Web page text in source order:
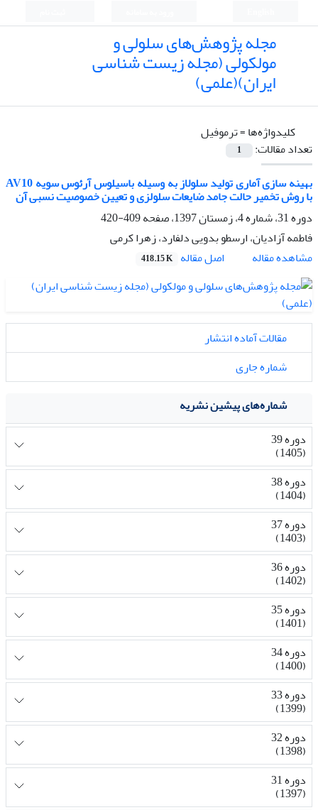
مجله پژوهش‌های سلولی و
مولکولی (مجله زیست شناسی
ایران)(علمی)
کلیدواژه‌ها =ترموفیل
تعداد مقالات:
1
بهینه سازی آماری تولید سلولاز به وسیله باسیلوس آرئوس سویه AV10
با روش تخمیر حالت جامد ضایعات سلولزی و تعیین خصوصیت نسبی آن
دوره 31، شماره 4، زمستان 1397، صفحه
409-420
فاطمه آزادیان، ارسطو بدویی دلفارد، زهرا کرمی
مشاهده مقاله
اصل مقاله 418.15 K
مقالات آماده انتشار
شماره جاری
شماره‌های پیشین نشریه
دوره 39
(1405)
دوره 38
(1404)
دوره 37
(1403)
دوره 36
(1402)
دوره 35
(1401)
دوره 34
(1400)
دوره 33
(1399)
دوره 32
(1398)
دوره 31
(1397)